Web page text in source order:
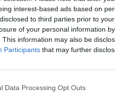
interest-based ads based on
to third parties prior to
of your personal information
This information may also be
Participants that may further
Data Processing Opt Outs